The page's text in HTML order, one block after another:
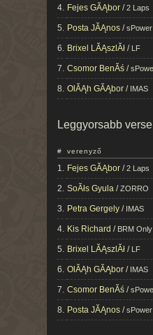
4. Fejes GĂĄbor /2 Laps
5. Posta JĂĄnos /sPower
6. Brixel LĂĄszlĂł / LF
7. Csomor BenĂś /
8. OlĂĄh GĂĄbor / IMAS
Leggyorsabb
# verenyző
1. Fejes GĂĄbor /2 Laps
2. SoĂłs Gyula /ZORRO
3. Petra Gergely / IMAS
4. Kis Richard / BRM Only
5. Brixel LĂĄszlĂł / LF
6. OlĂĄh GĂĄbor / IMAS
7. Csomor BenĂś /
8. Posta JĂĄnos /sPower